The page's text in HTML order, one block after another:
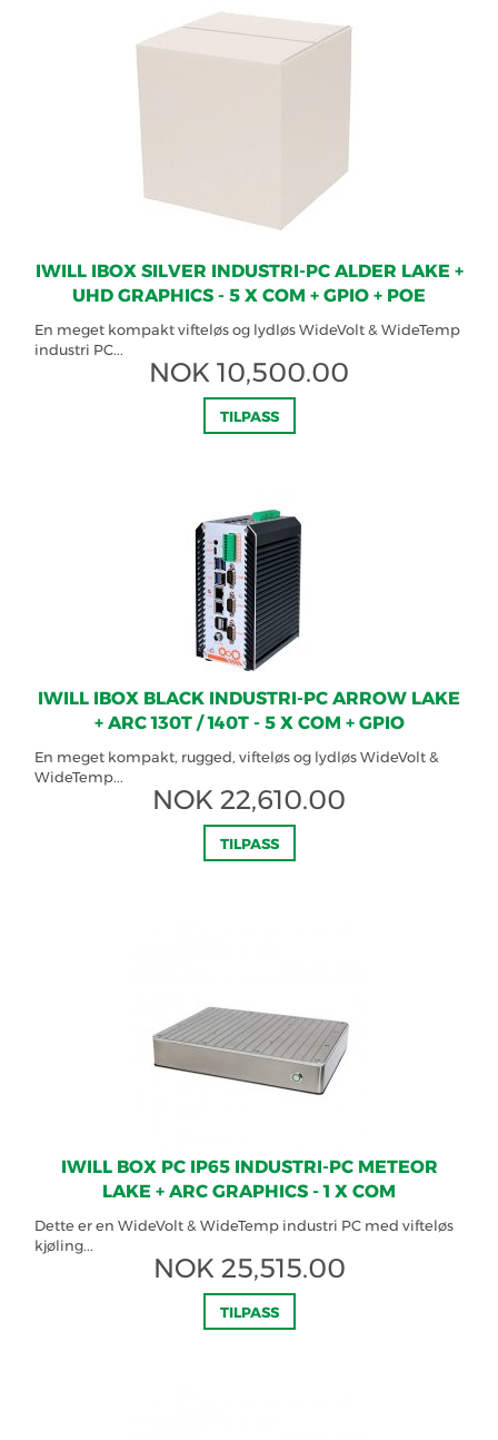
IWILL IBOX SILVER INDUSTRI-PC ALDER LAKE +
UHD GRAPHICS - 5 X COM + GPIO + POE
En meget kompakt vifteløs og lydløs WideVolt & WideTemp
industri PC...
NOK 10,500.00
TILPASS
IWILL IBOX BLACK INDUSTRI-PC ARROW LAKE
+ ARC 130T / 140T - 5 X COM + GPIO
En meget kompakt, rugged, vifteløs og lydløs WideVolt &
WideTemp...
NOK 22,610.00
TILPASS
IWILL BOX PC IP65 INDUSTRI-PC METEOR
LAKE + ARC GRAPHICS - 1 X COM
Dette er en WideVolt & WideTemp industri PC med vifteløs
kjøling...
NOK 25,515.00
TILPASS